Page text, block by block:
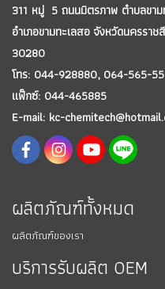
311 หมู่ 5 ถนนมิตรภาพ ตำบลขาม
อำเภอขามทะเลสอ จังหวัดนครราช
30280
โทร: 044-928880, 064-565-
แฟ็กซ์: 044-465885
E-mail: kc-
ผลิตภัณฑ์ทั้งหมด
ผลิตภัณฑ์ของเรา
บริการรับผลิต OEM